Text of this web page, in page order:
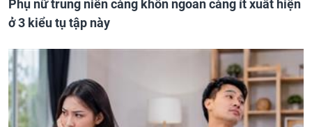
Phụ nữ trung niên càng khôn ngoan càng ít xuất hiện
ở 3 kiểu tụ tập này